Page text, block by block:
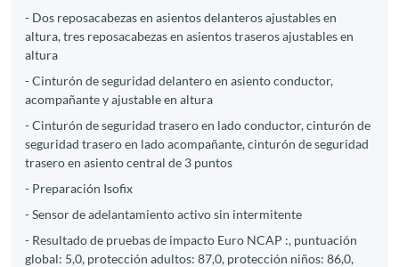
- Dos reposacabezas en asientos delanteros ajustables en
altura, tres reposacabezas en asientos traseros ajustables en
altura
- Cinturón de seguridad delantero en asiento conductor,
acompañante y ajustable en altura
- Cinturón de seguridad trasero en lado conductor, cinturón de
seguridad trasero en lado acompañante, cinturón de seguridad
trasero en asiento central de 3 puntos
- Preparación Isofix
- Sensor de adelantamiento activo sin intermitente
- Resultado de pruebas de impacto Euro NCAP :, puntuación
global: 5,0, protección adultos: 87,0, protección niños: 86,0,